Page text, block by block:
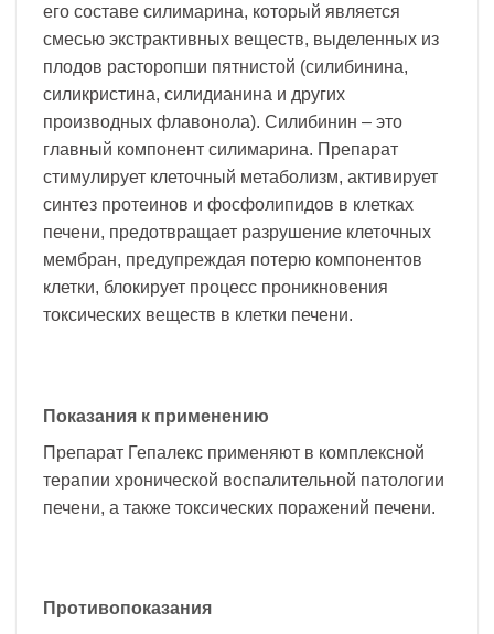
его составе силимарина, который является
смесью экстрактивных веществ, выделенных из
плодов расторопши пятнистой (силибинина,
силикристина, силидианина и других
производных флавонола). Силибинин – это
главный компонент силимарина. Препарат
стимулирует клеточный метаболизм, активирует
синтез протеинов и фосфолипидов в клетках
печени, предотвращает разрушение клеточных
мембран, предупреждая потерю компонентов
клетки, блокирует процесс проникновения
токсических веществ в клетки печени.
Показания к применению
Препарат Гепалекс применяют в комплексной
терапии хронической воспалительной патологии
печени, а также токсических поражений печени.
Противопоказания